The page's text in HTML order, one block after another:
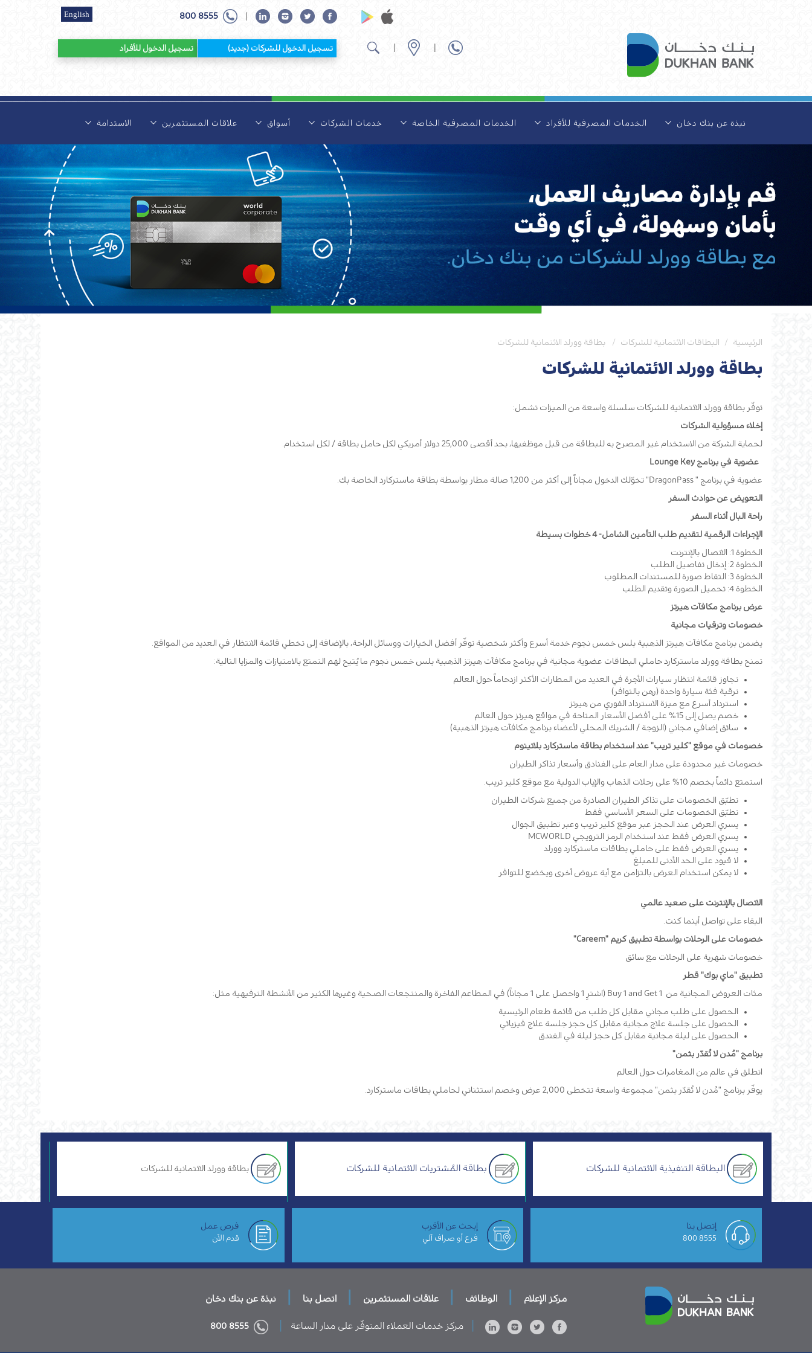
800 8555
English
تسجيل الدخول للأفراد تسجيل الدخول للشركات (جديد)
نبذة عن بنك دخان الخدمات المصرفية للأفراد الخدمات المصرفية الخاصة خدمات الشركات أسواق علاقات المستثمرين الاستدامة
الرئيسية البطاقات الائتمانية للشركات بطاقة وورلد الائتمانية للشركات
بطاقة وورلد الائتمانية للشركات
توفّر بطاقة وورلد الائتمانية للشركات سلسلة واسعة من الميزات تشمل:
إخلاء مسؤولية الشركات
لحماية الشركة من الاستخدام غير المصرح به للبطاقة من قبل موظفيها، بحد أقصى 25,000 دولار أمريكي لكل حامل بطاقة / لكل استخدام.
عضوية في برنامج Lounge Key
عضوية في برنامج " DragonPass" تخوّلك الدخول مجاناً إلى أكثر من 1,200 صالة مطار بواسطة بطاقة ماستركارد الخاصة بك.
التعويض عن حوادث السفر
راحة البال أثناء السفر
الإجراءات الرقمية لتقديم طلب التأمين الشامل- 4 خطوات بسيطة
الخطوة 1: الاتصال بالإنترنت
الخطوة 2: إدخال تفاصيل الطلب
الخطوة 3: التقاط صورة للمستندات المطلوب
الخطوة 4: تحميل الصورة وتقديم الطلب
عرض برنامج مكافآت هيرتز
خصومات وترقيات مجانية
يضمن برنامج مكافآت هيرتز الذهبية بلس خمس نجوم خدمة أسرع وأكثر شخصية توفّر أفضل الخيارات ووسائل الراحة، بالإضافة إلى تخطي قائمة الانتظار في العديد من المواقع.
تمنح بطاقة وورلد ماستركارد حاملي البطاقات عضوية مجانية في برنامج مكافآت هيرتز الذهبية بلس خمس نجوم ما يُتيح لهم التمتع بالامتيازات والمزايا التالية:
تجاوز قائمة انتظار سيارات الأجرة في العديد من المطارات الأكثر ازدحاماً حول العالم
ترقية فئة سيارة واحدة (رهن بالتوافر)
استرداد أسرع مع ميزة الاسترداد الفوري من هيرتز
خصم يصل إلى 15% على أفضل الأسعار المتاحة في مواقع هيرتز حول العالم
سائق إضافي مجاني (الزوجة / الشريك المحلي لأعضاء برنامج مكافآت هيرتز الذهبية)
خصومات في موقع "كلير تريب" عند استخدام بطاقة ماستركارد بلاتينوم
خصومات غير محدودة على مدار العام على الفنادق وأسعار تذاكر الطيران
استمتع دائماً بخصم 10% على رحلات الذهاب والإياب الدولية مع موقع كلير تريب.
تطبّق الخصومات على تذاكر الطيران الصادرة من جميع شركات الطيران
تطبّق الخصومات على السعر الأساسي فقط
يسري العرض عند الحجز عبر موقع كلير تريب وعبر تطبيق الجوال
يسري العرض فقط عند استخدام الرمز الترويجي MCWORLD
يسري العرض فقط على حاملي بطاقات ماستركارد وورلد
لا قيود على الحد الأدنى للمبلغ
لا يمكن استخدام العرض بالتزامن مع أية عروض أخرى ويخضع للتوافر
الاتصال بالإنترنت على صعيد عالمي
البقاء على تواصل أينما كنت.
خصومات على الرحلات بواسطة تطبيق كريم "Careem"
خصومات شهرية على الرحلات مع سائق
تطبيق "ماي بوك" قطر
مئات العروض المجانية من Buy 1 and Get 1 (اشترِ 1 واحصل على 1 مجاناً) في المطاعم الفاخرة والمنتجعات الصحية وغيرها الكثير من الأنشطة الترفيهية مثل:
الحصول على طلب مجاني مقابل كل طلب من قائمة طعام الرئيسية
الحصول على جلسة علاج مجانية مقابل كل حجز جلسة علاج فيزيائي
الحصول على ليلة مجانية مقابل كل حجز ليلة في الفندق
برنامج "مُدن لا تُقدّر بثمن"
انطلق في عالم من المغامرات حول العالم
يوفّر برنامج "مُدن لا تُقدّر بثمن" مجموعة واسعة تتخطى 2,000 عرض وخصم استثناني لحاملي بطاقات ماستركارد.
البطاقة التنفيذية الائتمانية للشركات بطاقة المُشتريات الائتمانية للشركات بطاقة وورلد الائتمانية للشركات
إتصل بنا
8555 800
إبحث عن الأقرب
فرع أو صراف آلي
فرص عمل
قدم الآن
مركز الإعلام الوظائف علاقات المستثمرين اتصل بنا نبذة عن بنك دخان
مركز خدمات العملاء المتوفّر على مدار الساعة 8555 800